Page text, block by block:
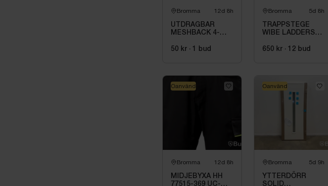
Se mer information under egenskaper nedan...
Bromma 12d 8h
UTDRAGBAR
MESHBACK 4-
50 kr · 1 bud
Bromma 5d 8h
TRAPPSTEGE
WIBE LADDERS
735504
650 kr · 12 bud
Bromma 12d 8h
MIDJEBYXA HH
77515-369 UC-
Oanvänd
Bromma 5d 9h
YTTERDÖRR
SOLID
Oanvänd